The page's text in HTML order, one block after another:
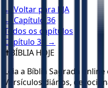
← Voltar para KJA
← Capítulo 36
Todos os capítulos
Capítulo 38
→
✝️ BÍBLIA HOJE
Leia a Bíblia Sagrada online
Versículos diários,